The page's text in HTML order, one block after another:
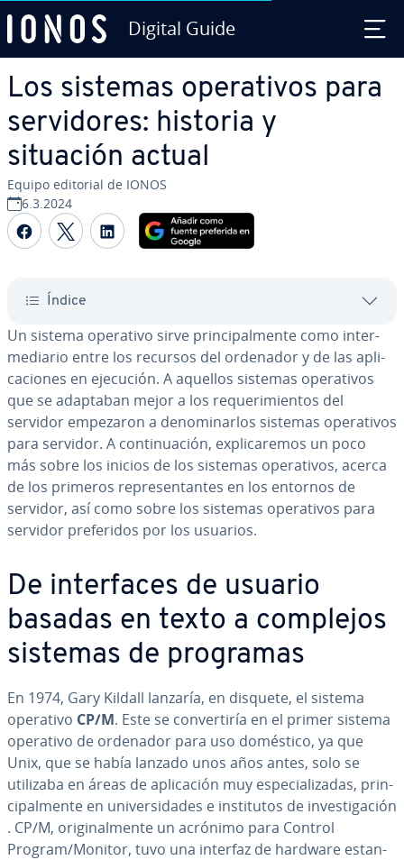
Digital Guide
Los sistemas ope­ra­ti­vos para
se­r­vi­do­res: historia y
situación actual
Equipo editorial de IONOS
6.3.2024
Compartir Facebook
Compartir Twitter
Compartir LinkedIn
Índice
Un sistema operativo sirve pri­n­ci­pa­l­me­n­te como in­te­r­
me­dia­rio entre los recursos del ordenador y de las apli­
ca­cio­nes en ejecución. A aquellos sistemas ope­ra­ti­vos
que se adaptaban mejor a los re­que­ri­mie­n­tos del
servidor empezaron a de­no­mi­nar­los sistemas ope­ra­ti­vos
para servidor. A co­n­ti­nua­ción, ex­pli­ca­re­mos un poco
más sobre los inicios de los sistemas ope­ra­ti­vos, acerca
de los primeros re­pre­se­n­ta­n­tes en los entornos de
servidor, así como sobre los sistemas ope­ra­ti­vos para
servidor pre­fe­ri­dos por los usuarios.
De in­te­r­fa­ces de usuario
basadas en texto a complejos
sistemas de programas
En 1974, Gary Kildall lanzaría, en disquete, el sistema
operativo CP/M. Este se co­n­ve­r­ti­ría en el primer sistema
operativo de ordenador para uso doméstico, ya que
Unix, que se había lanzado unos años antes, solo se
utilizaba en áreas de apli­ca­ción muy es­pe­cia­li­za­das, pri­n­
ci­pa­l­me­n­te en uni­ve­r­si­da­des e in­s­ti­tu­tos de in­ve­s­ti­ga­ción
. CP/M, ori­gi­na­l­me­n­te un acrónimo para Control
Program/Monitor, tuvo una interfaz de hardware es­ta­n­